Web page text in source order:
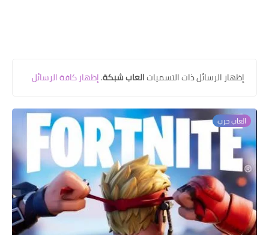
‏إظهار الرسائل ذات التسمياتالعاب شبكة.إظهار كافة الرسائل
العاب حرب